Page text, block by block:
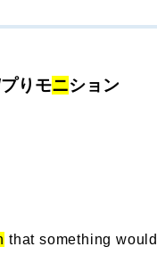
りモニション
that something